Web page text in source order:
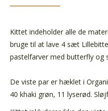
Kittet indeholder alle de
bruge til at lave 4 sæt
pastelfarver med butterfly og
De viste par er hæklet i
40 khaki grøn, 11 lyserød.